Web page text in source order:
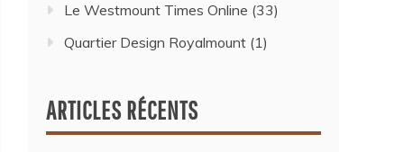
Le Westmount Times Online (33)
Quartier Design Royalmount (1)
ARTICLES RÉCENTS